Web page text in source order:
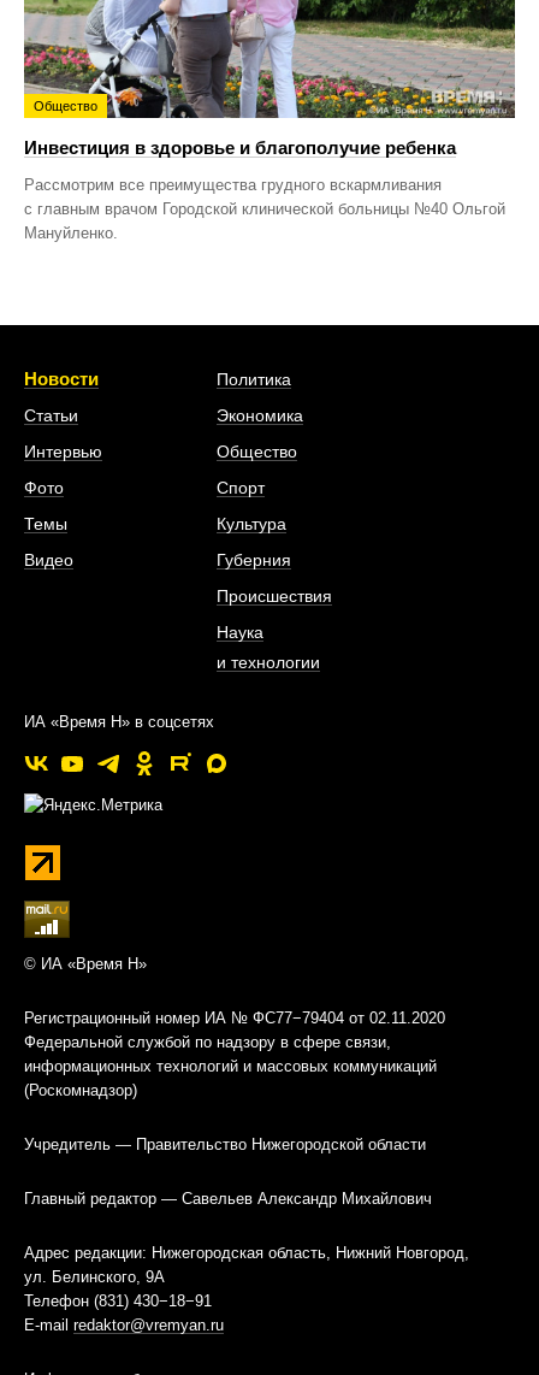
Общество
Инвестиция в здоровье и благополучие ребенка
Рассмотрим все преимущества грудного вскармливания
с главным врачом Городской клинической больницы №40 Ольгой
Мануйленко.
Новости
Статьи
Интервью
Фото
Темы
Видео
Политика
Экономика
Общество
Спорт
Культура
Губерния
Происшествия
Наука
и технологии
ИА «Время Н» в соцсетях
© ИА «Время Н»
Регистрационный номер ИА № ФС77−79404 от 02.11.2020
Федеральной службой по надзору в сфере связи,
информационных технологий и массовых коммуникаций
(Роскомнадзор)
Учредитель — Правительство Нижегородской области
Главный редактор — Савельев Александр Михайлович
Адрес редакции: Нижегородская область, Нижний Новгород,
ул. Белинского, 9А
Телефон (831) 430−18−91
E-mail redaktor@vremyan.ru